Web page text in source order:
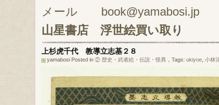
メール book@yamabosi.jp
山星書店
浮世絵買い取り
上杉虎千代 教導立志基２８
yamabosi Posted in ② 歴史・武者絵・伝説・怪異 ，Tags: ukiyoe 小林